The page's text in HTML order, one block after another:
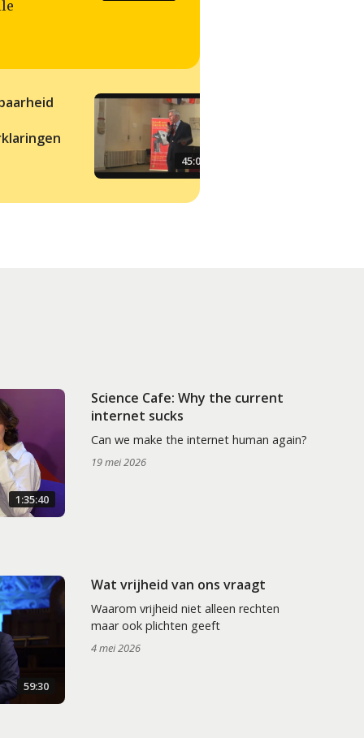
45:00
1:35:40
Science Cafe: Why the current
internet sucks
Can we make the internet human again?
19 mei 2026
59:30
Wat vrijheid van ons vraagt
Waarom vrijheid niet alleen rechten
maar ook plichten geeft
4 mei 2026